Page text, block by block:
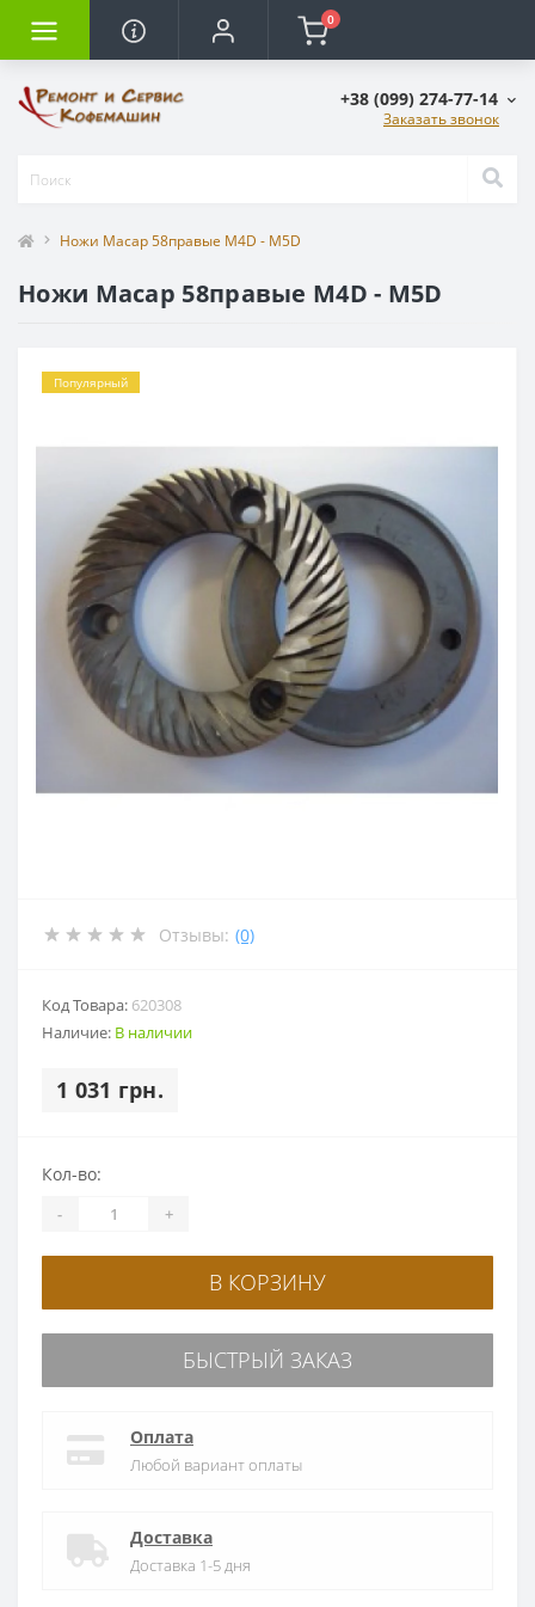
0
+38 (099) 274-77-14
Заказать звонок
Ножи Macap 58правые M4D - M5D
Ножи Macap 58правые M4D - M5D
Популярный
Отзывы: (0)
Код Товара: 620308
Наличие: В наличии
1 031 грн.
Кол-во:
- +
В КОРЗИНУ
БЫСТРЫЙ ЗАКАЗ
Оплата
Любой вариант оплаты
Доставка
Доставка 1-5 дня